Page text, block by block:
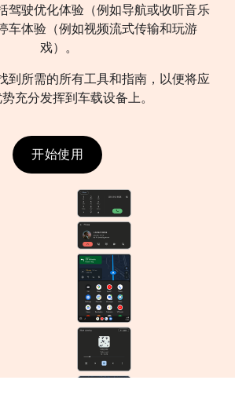
驾驶优化体验（例如导航或收听音乐
车体验（例如视频流式传输和玩游
戏）。
到所需的所有工具和指南，以便将应
充分发挥到车载设备上。
开始使用